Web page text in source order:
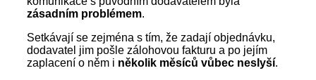
zásadním problémem.
Setkávají se zejména s tím, že zadají objednávku,
dodavatel jim pošle zálohovou fakturu a po jejím
zaplacení o něm i několik měsíců vůbec neslyší.